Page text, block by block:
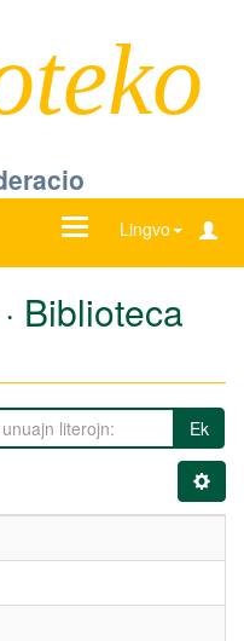
Lingvo
Ŝanĝu
Biblioteca
Ek